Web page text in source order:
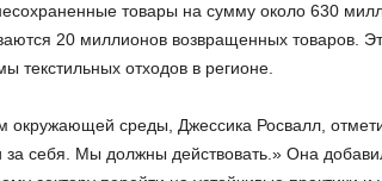
товары на сумму около 630
20 миллионов возвращенных товаров.
текстильных отходов в регионе.
окружающей среды, Джессика Росвалл,
за себя. Мы должны действовать.» Она